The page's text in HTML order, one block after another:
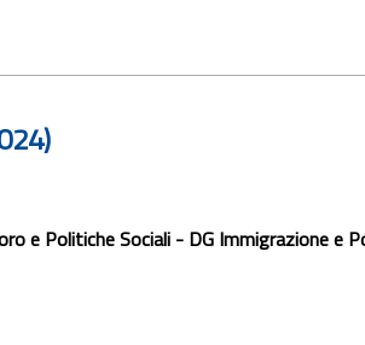
e Politiche Sociali - DG Immigrazione e